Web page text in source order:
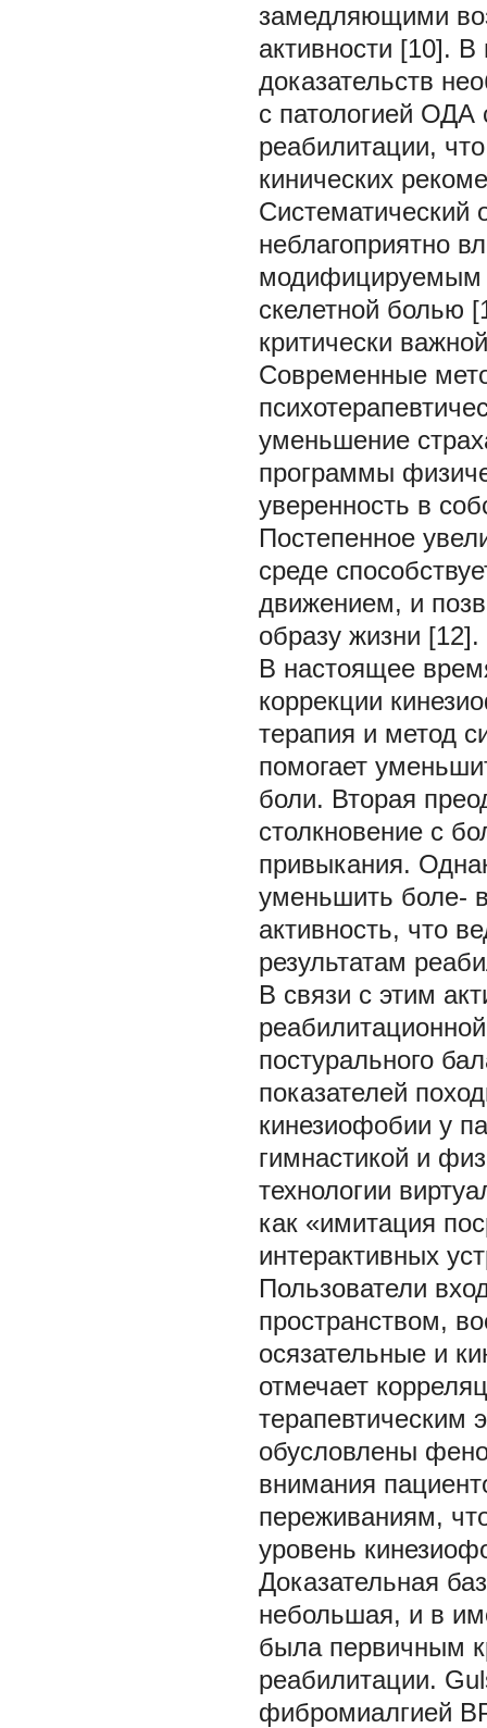
замедляющими
активности [10].
доказательств
с патологией ОДА
реабилитации,
кинических
Систематический
неблагоприятно
модифицируемым
скелетной болью
критически
Современные
уменьшение
программы
уверенность в
Постепенное
среде
движением, и
образу жизни [12].
В настоящее
коррекции
терапия и метод
помогает
боли. Вторая
столкновение с
привыкания.
уменьшить боле-
активность, что
результатам
В связи с этим
постурального
показателей
кинезиофобии у
гимнастикой и
технологии
как «имитация
интерактивных
Пользователи
пространством,
осязательные и
отмечает
обусловлены
внимания
переживаниям,
уровень
Доказательная
небольшая, и в
была первичным
реабилитации.
фибромиалгией